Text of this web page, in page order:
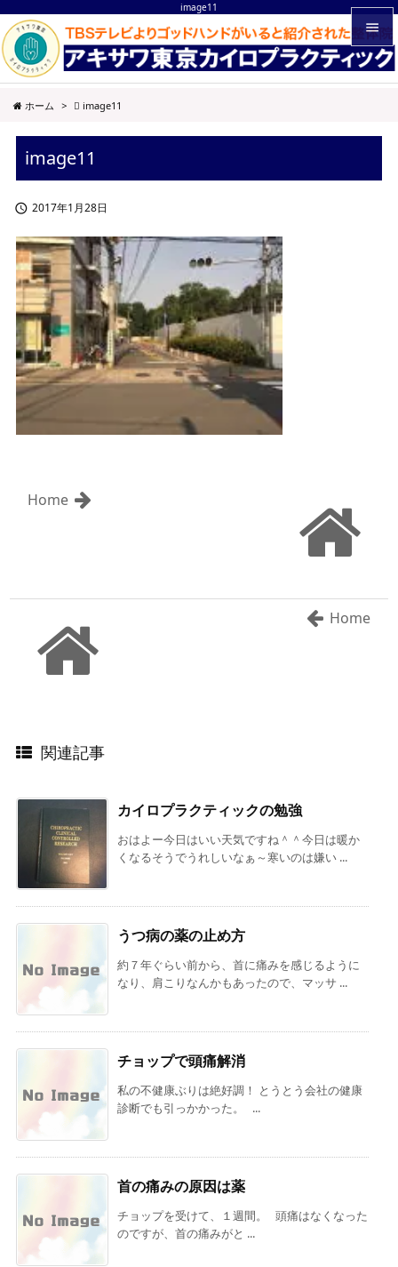
image11


メニュ
ホーム > image11
image11
 2017年1月28日
Home
Home
関連記事
カイロプラクティックの勉強
おはよー今日はいい天気ですね＾＾今日は暖か
くなるそうでうれしいなぁ～寒いのは嫌い ...
うつ病の薬の止め方
約７年ぐらい前から、首に痛みを感じるように
なり、肩こりなんかもあったので、マッサ ...
チョップで頭痛解消
私の不健康ぶりは絶好調！ とうとう会社の健康
診断でも引っかかった。 ...
首の痛みの原因は薬
チョップを受けて、１週間。 頭痛はなくなった
のですが、首の痛みがと ...